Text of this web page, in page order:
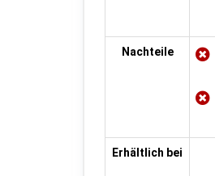
Nachteile
Erhältlich bei